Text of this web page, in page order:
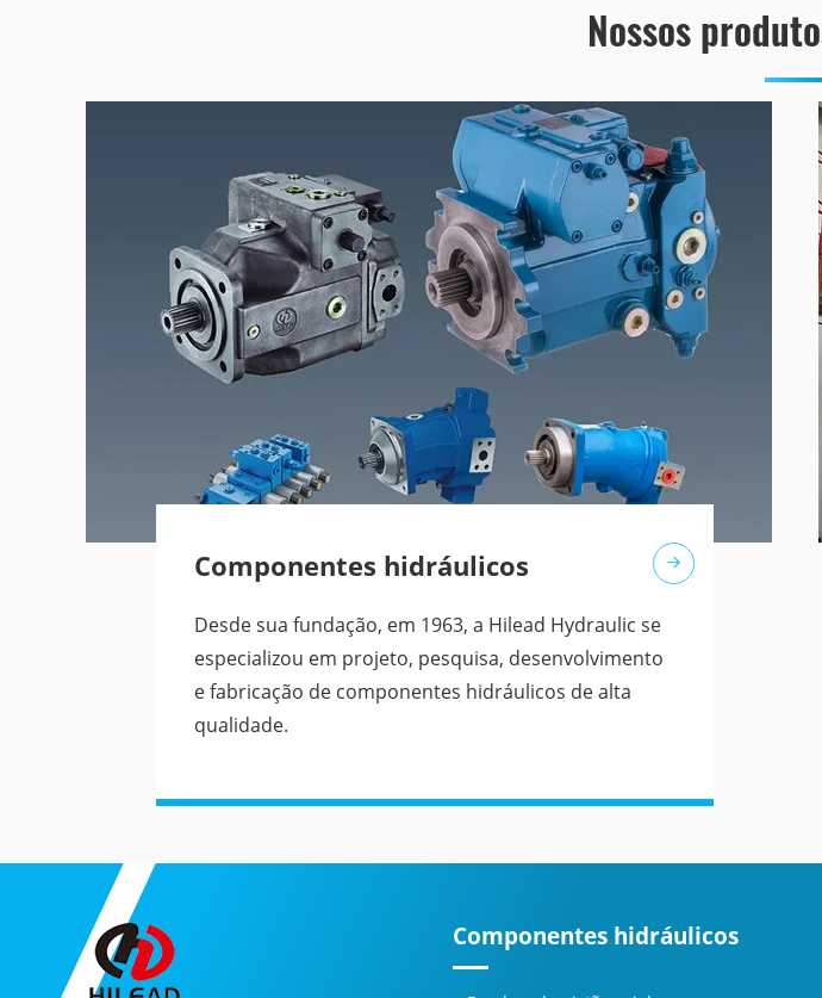
Nossos
Componentes hidráulicos
Desde sua fundação, em 1963, a Hilead Hydraulic se
especializou em projeto, pesquisa, desenvolvimento
e fabricação de componentes hidráulicos de alta
qualidade.
Componentes hidráulicos